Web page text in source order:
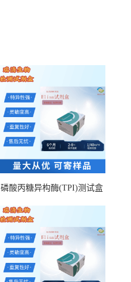
磷酸丙糖异构酶(TPI)测试盒